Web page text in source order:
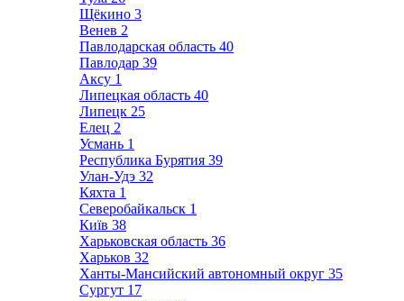
Щёкино 3
Венев 2
Павлодарская область 40
Павлодар 39
Аксу 1
Липецкая область 40
Липецк 25
Елец 2
Усмань 1
Республика Бурятия 39
Улан-Удэ 32
Кяхта 1
Северобайкальск 1
Київ 38
Харьковская область 36
Харьков 32
Ханты-Мансийский автономный округ 35
Сургут 17